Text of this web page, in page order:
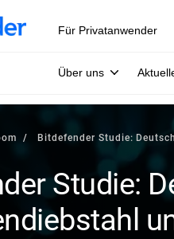
Für Privatanwender
Über uns
Bitdefender Studie:
Studie: